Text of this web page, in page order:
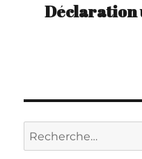
Déclaration
Recherche
pour :